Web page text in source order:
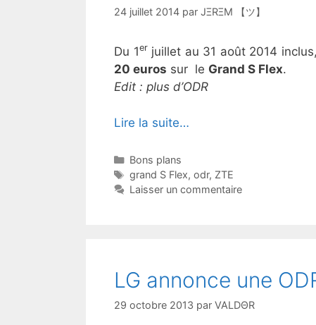
24 juillet 2014 par JΞRΞM 【ツ】
Du 1er juillet au 31 août 2014 inclus,
20 euros sur le Grand S Flex.
Edit : plus d’ODR
Lire la suite…
Catégories
Bons plans
Étiquettes
grand S Flex, odr, ZTE
Laisser un commentaire
LG annonce une
29 octobre 2013 par VALDΘR